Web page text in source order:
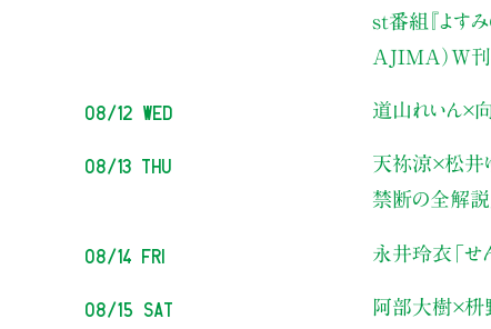
st番組『よす
AJIMA）W
08/12 Wed 道山れいん×向
08/13 Thu 天祢涼×松井
禁断の全解説」
08/14 Fri 永井玲衣 「
08/15 Sat 阿部大樹×枡